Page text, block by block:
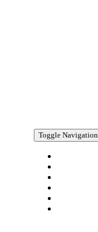
Toggle Navigation